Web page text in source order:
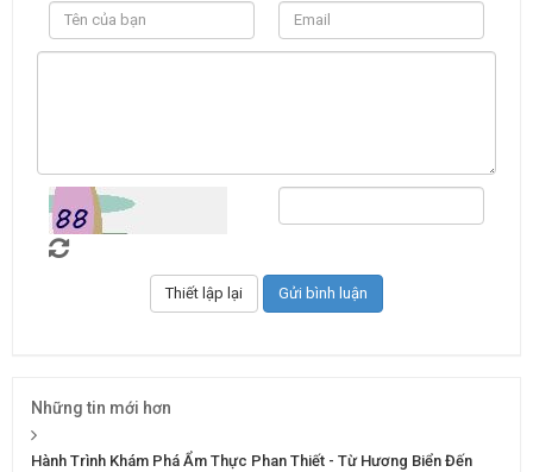
Những tin mới hơn
Hành Trình Khám Phá Ẩm Thực Phan Thiết - Từ Hương Biển Đến